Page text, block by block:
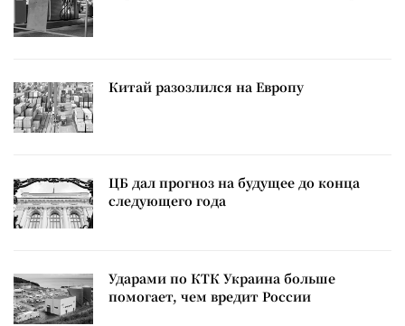
Китай разозлился на Европу
ЦБ дал прогноз на будущее до конца
следующего года
Ударами по КТК Украина больше
помогает, чем вредит России